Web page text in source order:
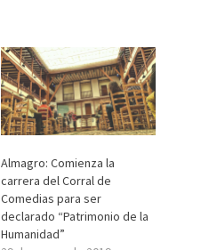
Almagro: Comienza la
carrera del Corral de
Comedias para ser
declarado “Patrimonio de la
Humanidad”